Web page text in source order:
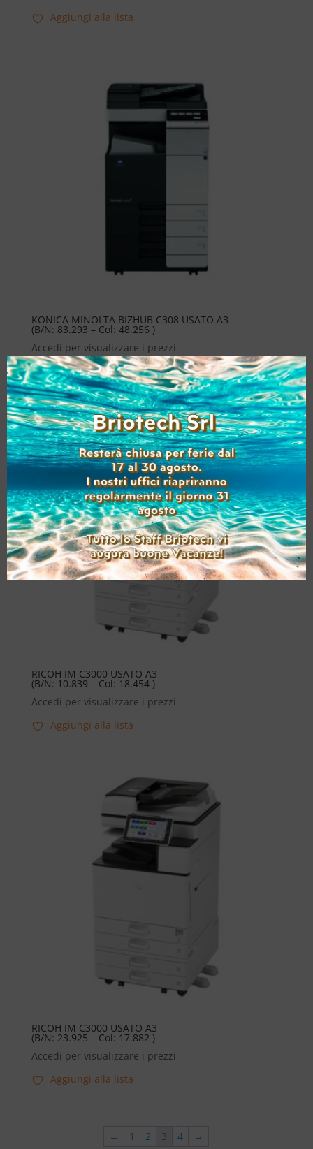
Aggiungi alla lista
KONICA MINOLTA BIZHUB C308 USATO A3
(B/N: 83.293 – Col: 48.256 )
Accedi per visualizzare i prezzi
Aggiungi alla lista
RICOH IM C3000 USATO A3
(B/N: 10.839 – Col: 18.454 )
Accedi per visualizzare i prezzi
Aggiungi alla lista
RICOH IM C3000 USATO A3
(B/N: 23.925 – Col: 17.882 )
Accedi per visualizzare i prezzi
Aggiungi alla lista
← 1 2 3 4 →